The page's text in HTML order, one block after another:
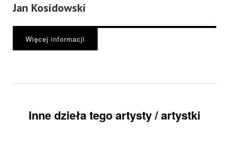
Jan Kosidowski
Więcej informacji
Inne dzieła tego artysty / artystki